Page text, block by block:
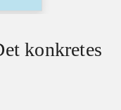
konkretes